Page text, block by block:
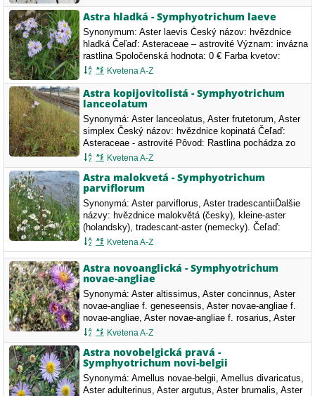
Astra hladká - Symphyotrichum laeve
Synonymum: Aster laevis Český názov: hvězdnice
hladká Čeľaď: Asteraceae – astrovité Význam: invázna
rastlina Spoločenská hodnota: 0 € Farba kvetov:
svetlofialová, Doba kvitnutia: august, september,
Kvetena A-Z
Astra kopijovitolistá - Symphyotrichum
lanceolatum
Synonymá: Aster lanceolatus, Aster frutetorum, Aster
simplex Český názov: hvězdnice kopinatá Čeľaď:
Asteraceae - astrovité Pôvod: Rastlina pochádza zo
Severnej Ameriky a na územie SR bola dovezená ako
okrasná. Vyskytuje sa rozstrúsene…
Kvetena A-Z
Astra malokvetá - Symphyotrichum
parviflorum
Synonymá: Aster parviflorus, Aster tradescantiiĎalšie
názvy: hvězdnice malokvětá (česky), kleine-aster
(holandsky), tradescant-aster (nemecky). Čeľaď:
Asteraceae – astrovité V SR nechránená, vyskytuje sa
prevažne na juhu územia. Jej…
Kvetena A-Z
Astra novoanglická - Symphyotrichum
novae-angliae
Synonymá: Aster altissimus, Aster concinnus, Aster
novae-angliae f. geneseensis, Aster novae-angliae f.
novae-angliae, Aster novae-angliae f. rosarius, Aster
novae-angliae f. roseus, Aster novae-angliae f. spurius,
Aster novae-angliae var. monocephalus,…
Kvetena A-Z
Astra novobelgická pravá -
Symphyotrichum novi-belgii
Synonymá: Amellus novae-belgii, Amellus divaricatus,
Aster adulterinus, Aster argutus, Aster brumalis, Aster